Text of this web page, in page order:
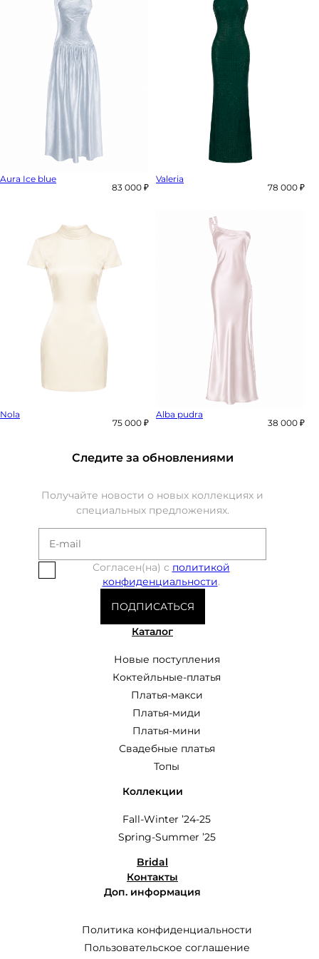
Aura Ice blue
83 000 ₽
Valeria
78 000 ₽
Nola
75 000 ₽
Alba pudra
38 000 ₽
Следите за обновлениями
Получайте новости о новых коллекциях и
специальных предложениях.
Согласен(на) с политикой
конфиденциальности.
ПОДПИСАТЬСЯ
Каталог
Новые поступления
Коктейльные-платья
Платья-макси
Платья-миди
Платья-мини
Свадебные платья
Топы
Коллекции
Fall-Winter ’24-25
Spring-Summer ’25
Bridal
Контакты
Доп. информация
Политика конфиденциальности
Пользовательское соглашение